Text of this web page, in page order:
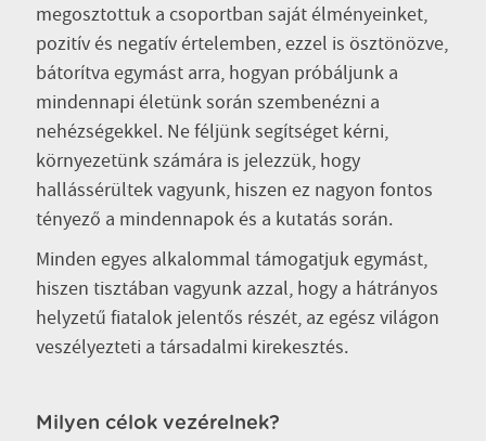
megosztottuk a csoportban saját élményeinket,
pozitív és negatív értelemben, ezzel is ösztönözve,
bátorítva egymást arra, hogyan próbáljunk a
mindennapi életünk során szembenézni a
nehézségekkel. Ne féljünk segítséget kérni,
környezetünk számára is jelezzük, hogy
hallássérültek vagyunk, hiszen ez nagyon fontos
tényező a mindennapok és a kutatás során.
Minden egyes alkalommal támogatjuk egymást,
hiszen tisztában vagyunk azzal, hogy a hátrányos
helyzetű fiatalok jelentős részét, az egész világon
veszélyezteti a társadalmi kirekesztés.
Milyen célok vezérelnek?